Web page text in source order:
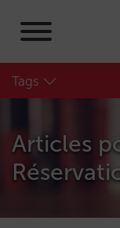
Tags
Articles